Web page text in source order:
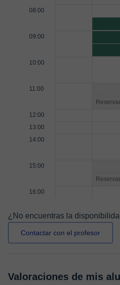
08:00
09:00
10:00
11:00
12:00
13:00
14:00
15:00
16:00
¿No encuentras la
Contactar con el profesor
Valoraciones de mis